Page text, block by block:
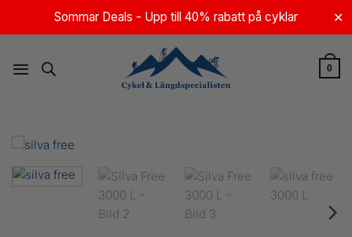
Sommar Deals - Upp till 40% rabatt på cyklar ✕
0